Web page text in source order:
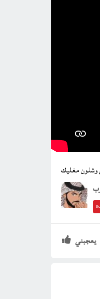
وشلون مغليك
يعجبني